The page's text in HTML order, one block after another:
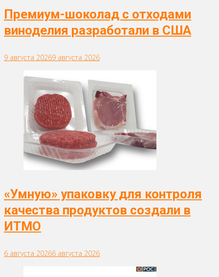
Премиум-шоколад с отходами
виноделия разработали в США
9 августа 20269 августа 2026
«Умную» упаковку для контроля
качества продуктов создали в
ИТМО
6 августа 20266 августа 2026